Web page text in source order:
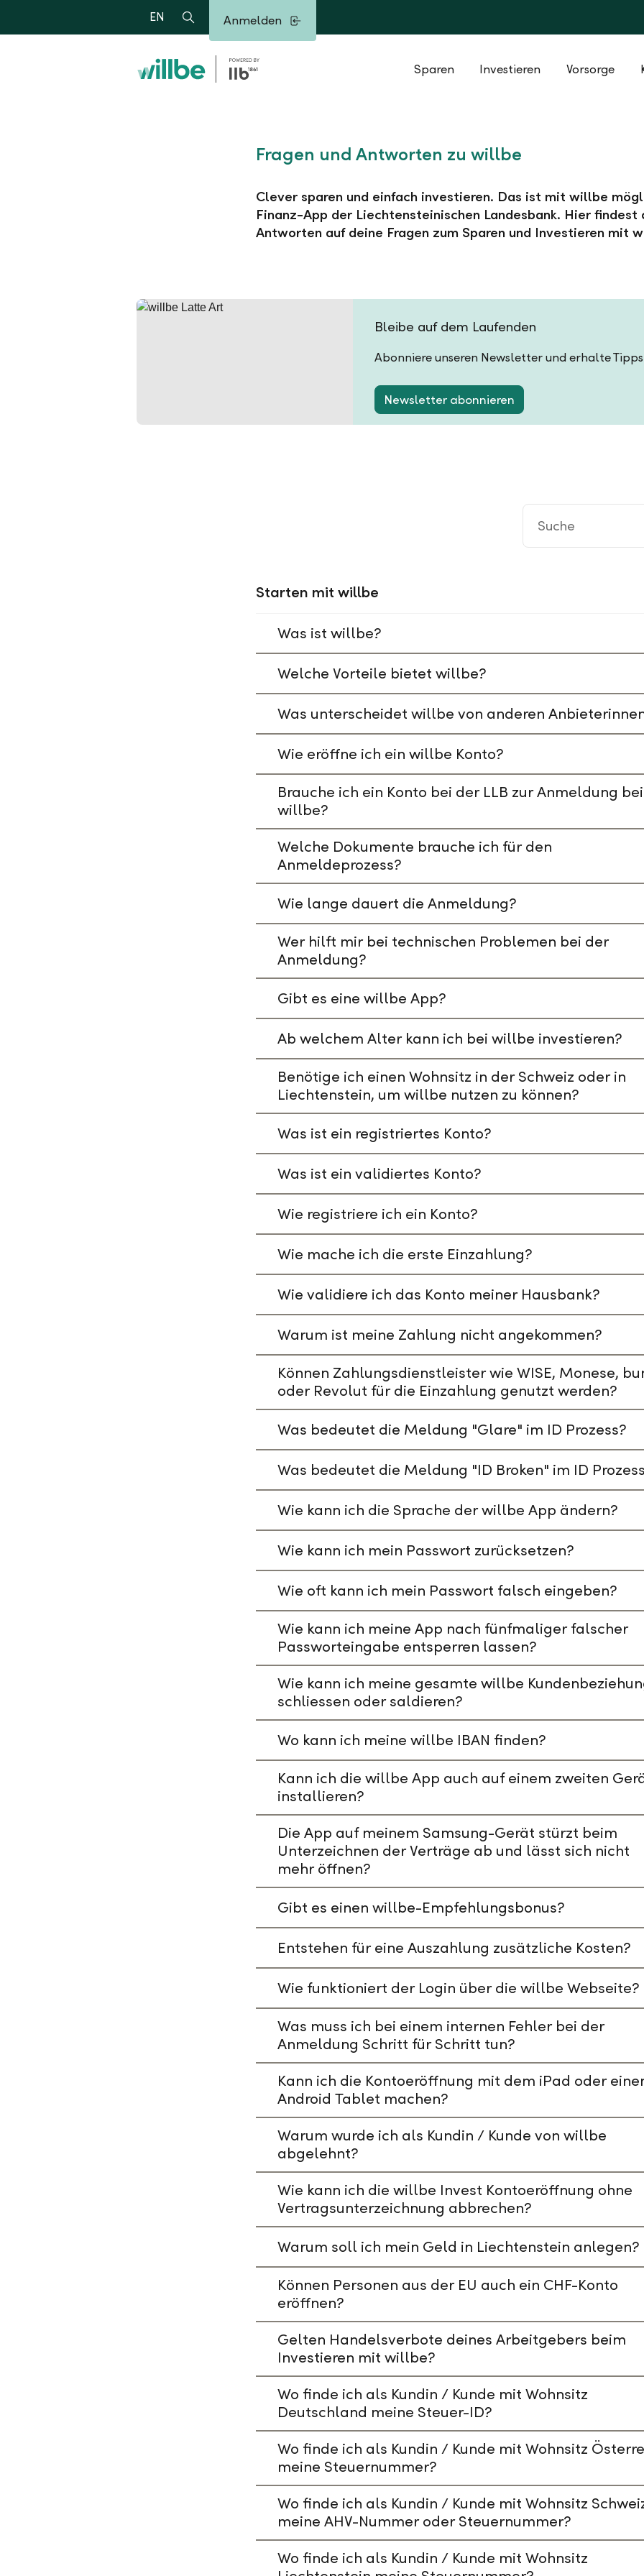
EN Suche Anmelden
Sparen Investieren Vorsorge
Fragen und Antworten zu willbe
Clever sparen und einfach investieren. Das ist mit willbe
Finanz-App der Liechtensteinischen Landesbank. Hier findest
Antworten auf deine Fragen zum Sparen und Investieren mit
Bleibe auf dem Laufenden
Abonniere unseren Newsletter und erhalte
Newsletter abonnieren
Starten mit willbe
Was ist willbe?
Welche Vorteile bietet willbe?
Was unterscheidet willbe von anderen
Wie eröffne ich ein willbe Konto?
Brauche ich ein Konto bei der LLB zur Anmeldung bei
willbe?
Welche Dokumente brauche ich für den
Anmeldeprozess?
Wie lange dauert die Anmeldung?
Wer hilft mir bei technischen Problemen bei der
Anmeldung?
Gibt es eine willbe App?
Ab welchem Alter kann ich bei willbe investieren?
Benötige ich einen Wohnsitz in der Schweiz oder in
Liechtenstein, um willbe nutzen zu können?
Was ist ein registriertes Konto?
Was ist ein validiertes Konto?
Wie registriere ich ein Konto?
Wie mache ich die erste Einzahlung?
Wie validiere ich das Konto meiner Hausbank?
Warum ist meine Zahlung nicht angekommen?
Können Zahlungsdienstleister wie WISE, Monese,
oder Revolut für die Einzahlung genutzt werden?
Was bedeutet die Meldung "Glare" im ID Prozess?
Was bedeutet die Meldung "ID Broken" im ID
Wie kann ich die Sprache der willbe App ändern?
Wie kann ich mein Passwort zurücksetzen?
Wie oft kann ich mein Passwort falsch eingeben?
Wie kann ich meine App nach fünfmaliger falscher
Passworteingabe entsperren lassen?
Wie kann ich meine gesamte willbe
schliessen oder saldieren?
Wo kann ich meine willbe IBAN finden?
Kann ich die willbe App auch auf einem zweiten
installieren?
Die App auf meinem Samsung-Gerät stürzt beim
Unterzeichnen der Verträge ab und lässt sich nicht
mehr öffnen?
Gibt es einen willbe-Empfehlungsbonus?
Entstehen für eine Auszahlung zusätzliche Kosten?
Wie funktioniert der Login über die willbe Webseite?
Was muss ich bei einem internen Fehler bei der
Anmeldung Schritt für Schritt tun?
Kann ich die Kontoeröffnung mit dem iPad oder
Android Tablet machen?
Warum wurde ich als Kundin / Kunde von willbe
abgelehnt?
Wie kann ich die willbe Invest Kontoeröffnung ohne
Vertragsunterzeichnung abbrechen?
Warum soll ich mein Geld in Liechtenstein anlegen?
Können Personen aus der EU auch ein CHF-Konto
eröffnen?
Gelten Handelsverbote deines Arbeitgebers beim
Investieren mit willbe?
Wo finde ich als Kundin / Kunde mit Wohnsitz
Deutschland meine Steuer-ID?
Wo finde ich als Kundin / Kunde mit Wohnsitz
meine Steuernummer?
Wo finde ich als Kundin / Kunde mit Wohnsitz
meine AHV-Nummer oder Steuernummer?
Wo finde ich als Kundin / Kunde mit Wohnsitz